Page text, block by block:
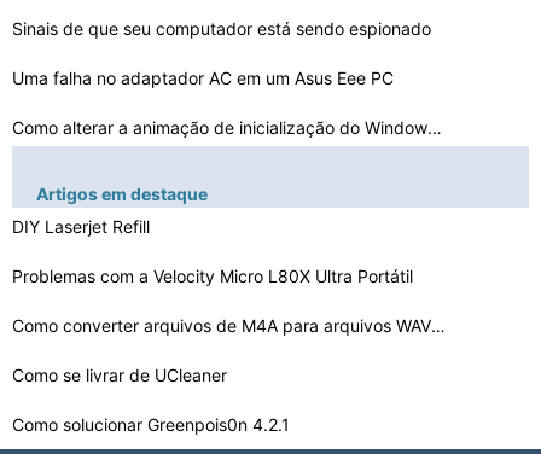
Sinais de que seu computador está sendo espionado
Uma falha no adaptador AC em um Asus Eee PC
Como alterar a animação de inicialização do Windows…
O que é TDL3 Alias ​​Alureon
Como recuperar a lixeira em um computador
Sinais de um processador queimado
Artigos em destaque
DIY Laserjet Refill
Problemas com a Velocity Micro L80X Ultra Portátil
Como converter arquivos de M4A para arquivos WAV em um …
Como se livrar de UCleaner
Como solucionar Greenpois0n 4.2.1